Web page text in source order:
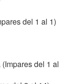
del 1 al 1)
del 1 al